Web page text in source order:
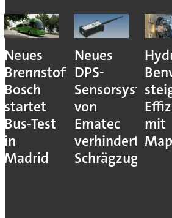
Neues
Brennstoffzellensystem:
Bosch
startet
Bus-Test
in
Madrid
Neues
DPS-
Sensorsystem
von
Ematec
verhindert
Schrägzug
mit